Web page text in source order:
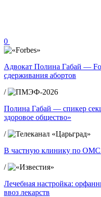
0
Адвокат Полина Габай —
сдерживания абортов
/
Полина Габай — спикер
здоровое общество»
/
В частную клинику по
/
Лечебная настройка:
ввоз лекарств